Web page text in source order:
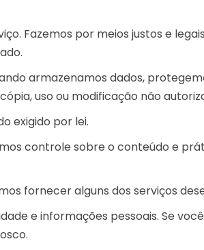
Fazemos por meios justos e
armazenamos dados,
uso ou modificação não
exigido por lei.
controle sobre o conteúdo e
fornecer alguns dos serviços
e informações pessoais. Se